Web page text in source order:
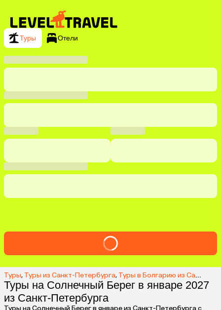
Туры Отели
Туры, Туры из Санкт-Петербурга, Туры в Болгарию из Санкт-Петербурга
Туры на Солнечный Берег в январе 2027
из Санкт-Петербурга
Туры на Солнечный Берег в январе из Санкт-Петербурга с